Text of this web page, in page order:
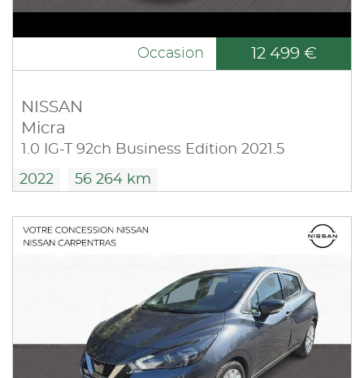
Occasion 12 499 €
NISSAN
Micra
1.0 IG-T 92ch Business Edition 2021.5
2022 56 264 km